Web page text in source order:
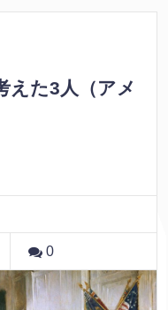
えた3人（アメ
0